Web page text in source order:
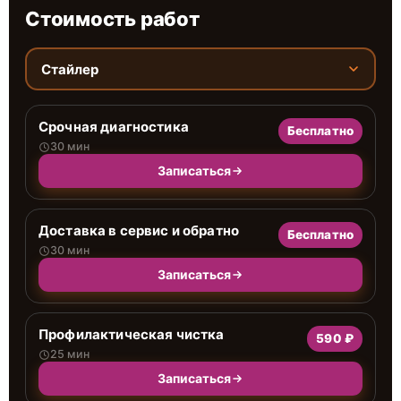
Стоимость работ
Стайлер
Срочная диагностика
30 мин
Бесплатно
Записаться
Доставка в сервис и обратно
30 мин
Бесплатно
Записаться
Профилактическая чистка
25 мин
590 ₽
Записаться